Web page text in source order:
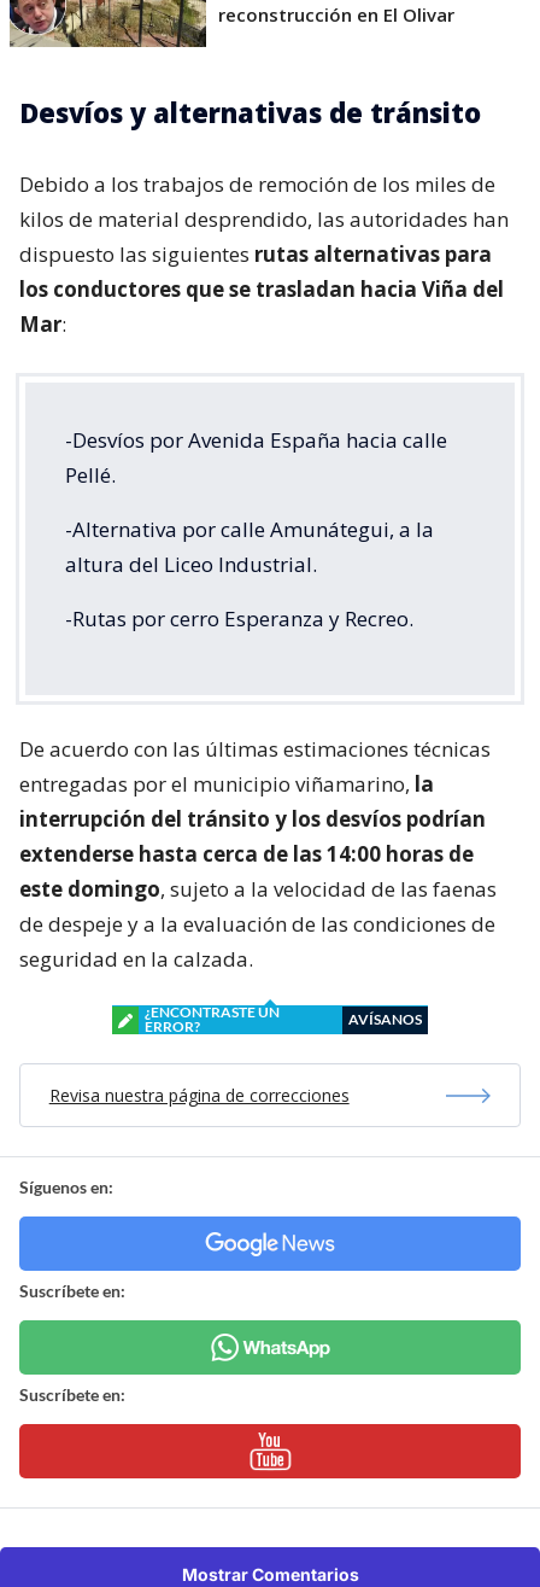
reconstrucción en El Olivar
Desvíos y alternativas de tránsito
Debido a los trabajos de remoción de los miles de
kilos de material desprendido, las autoridades han
dispuesto las siguientes rutas alternativas para
los conductores que se trasladan hacia Viña del
Mar:
-Desvíos por Avenida España hacia calle
Pellé.
-Alternativa por calle Amunátegui, a la
altura del Liceo Industrial.
-Rutas por cerro Esperanza y Recreo.
De acuerdo con las últimas estimaciones técnicas
entregadas por el municipio viñamarino, la
interrupción del tránsito y los desvíos podrían
extenderse hasta cerca de las 14:00 horas de
este domingo, sujeto a la velocidad de las faenas
de despeje y a la evaluación de las condiciones de
seguridad en la calzada.
¿ENCONTRASTE UN
ERROR?
AVÍSANOS
Revisa nuestra página de correcciones
Síguenos en:
Suscríbete en:
Suscríbete en:
Mostrar Comentarios